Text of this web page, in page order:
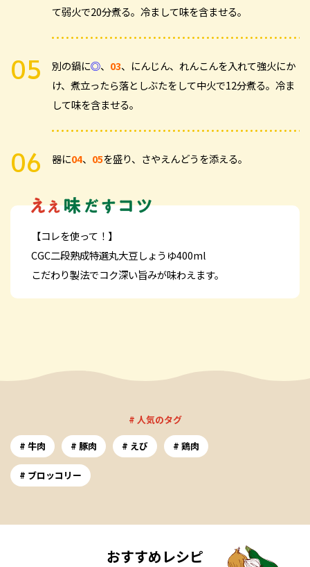
て弱火で20分煮る。冷まして味を含ませる。
別の鍋に◎、 03、にんじん、れんこんを入れて強火にか
け、煮立ったら落としぶたをして中火で12分煮る。冷ま
して味を含ませる。
器に04、 05を盛り、さやえんどうを添える。
【コレを使って！】
CGC二段熟成特選丸大豆しょうゆ400ml
こだわり製法でコク深い旨みが味わえます。
# 人気のタグ
牛肉
豚肉 えび 鶏肉
ブロッコリー
おすすめレシピ